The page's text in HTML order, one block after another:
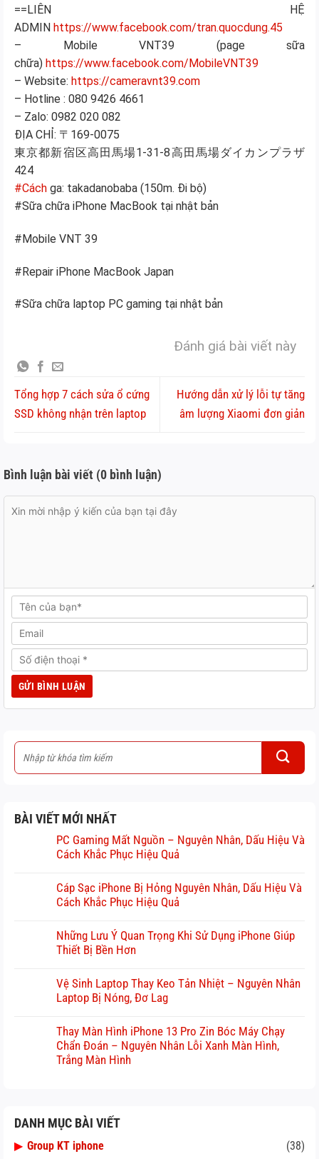
==LIÊN HỆ
ADMIN https://www.facebook.com/tran.quocdung.45
– Mobile VNT39 (page sữa
chữa) https://www.facebook.com/MobileVNT39
– Website: https://cameravnt39.com
– Hotline : 080 9426 4661
– Zalo: 0982 020 082
ĐỊA CHỈ: 〒169-0075
東京都新宿区高田馬場1-31-8高田馬場ダイカンプラザ
424
#Cách ga: takadanobaba (150m. Đi bộ)
#Sữa chữa iPhone MacBook tại nhật bản
#Mobile VNT 39
#Repair iPhone MacBook Japan
#Sữa chữa laptop PC gaming tại nhật bản
Đánh giá bài viết này
Tổng hợp 7 cách sửa ổ cứng
SSD không nhận trên laptop
Hướng dẫn xử lý lỗi tự tăng
âm lượng Xiaomi đơn giản
Bình luận bài viết (0 bình luận)
BÀI VIẾT MỚI NHẤT
PC Gaming Mất Nguồn – Nguyên Nhân, Dấu Hiệu Và
Cách Khắc Phục Hiệu Quả
Cáp Sạc iPhone Bị Hỏng Nguyên Nhân, Dấu Hiệu Và
Cách Khắc Phục Hiệu Quả
Những Lưu Ý Quan Trọng Khi Sử Dụng iPhone Giúp
Thiết Bị Bền Hơn
Vệ Sinh Laptop Thay Keo Tản Nhiệt – Nguyên Nhân
Laptop Bị Nóng, Đơ Lag
Thay Màn Hình iPhone 13 Pro Zin Bóc Máy Chạy
Chẩn Đoán – Nguyên Nhân Lỗi Xanh Màn Hình,
Trắng Màn Hình
DANH MỤC BÀI VIẾT
▶ Group KT iphone (38)